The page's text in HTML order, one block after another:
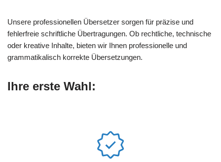
Unsere professionellen Übersetzer sorgen für präzise und
fehlerfreie schriftliche Übertragungen. Ob rechtliche, technische
oder kreative Inhalte, bieten wir Ihnen professionelle und
grammatikalisch korrekte Übersetzungen.
Ihre erste Wahl: